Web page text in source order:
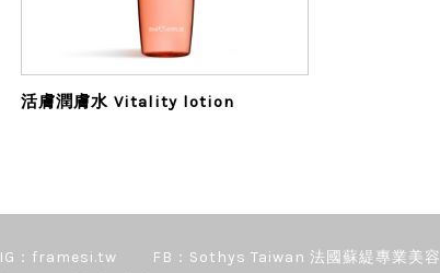
活膚潤膚水 Vitality lotion
IG：framesi.tw FB：Sothys Taiwan 法國蘇緹專業美容